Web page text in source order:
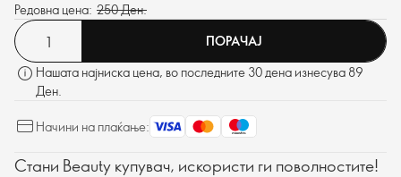
Редовна цена: 250 Ден.
ПОРАЧАЈ
Нашата најниска цена, во последните 30 дена изнесува 89
Ден.
Начини на плаќање:
Стани Beauty купувач, искористи ги поволностите!